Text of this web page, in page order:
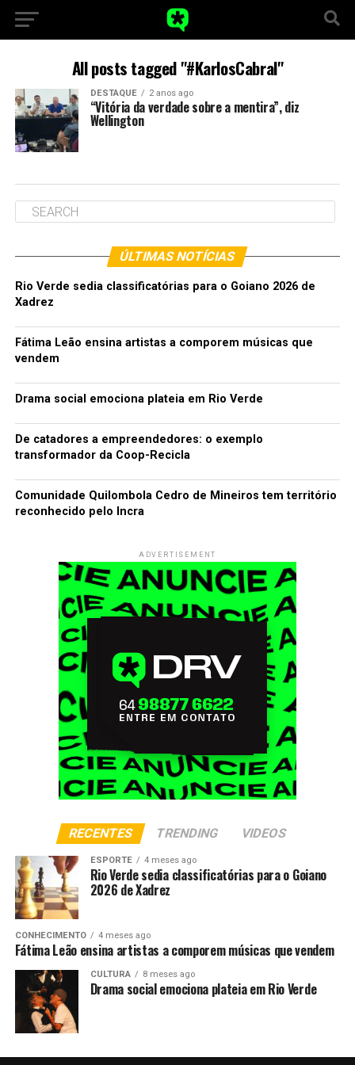
All posts tagged "#KarlosCabral"
DESTAQUE 2 anos ago
“Vitória da verdade sobre a mentira”, diz
Wellington
ÚLTIMAS NOTÍCIAS
Rio Verde sedia classificatórias para o Goiano 2026 de
Xadrez
Fátima Leão ensina artistas a comporem músicas que
vendem
Drama social emociona plateia em Rio Verde
De catadores a empreendedores: o exemplo
transformador da Coop-Recicla
Comunidade Quilombola Cedro de Mineiros tem território
reconhecido pelo Incra
ADVERTISEMENT
RECENTES TRENDING VIDEOS
ESPORTE 4 meses ago
Rio Verde sedia classificatórias para o Goiano
2026 de Xadrez
CONHECIMENTO 4 meses ago
Fátima Leão ensina artistas a comporem músicas que vendem
CULTURA 8 meses ago
Drama social emociona plateia em Rio Verde